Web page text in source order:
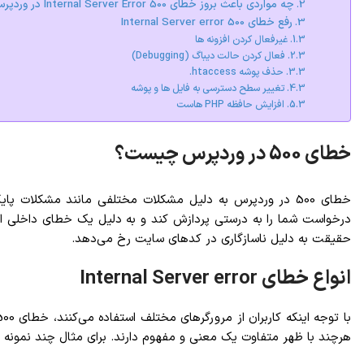
چه مواردی باعث بروز خطای Internal Server Error 500 در وردپرس می شوند؟
رفع خطای Internal Server error 500
غیرفعال کردن افزونه ها
فعال کردن حالت دیباگ (Debugging)
حذف پوشه htaccess.
تغییر سطح دسترسی به فایل ها و پوشه
افزایش حافظه PHP هاست
خطای 500 در وردپرس چیست؟
خطای 500 در وردپرس به دلیل مشکلات مختلفی مانند
حقیقت به دلیل ناسازگاری در کدهای سایت رخ می‌دهد.
انواع خطای Internal Server error
هرچند با ظهر متفاوت یک معنی و مفهوم دارند. برای مثال چند نمونه